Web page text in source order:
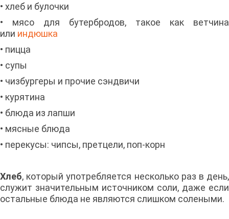
• хлеб и булочки
• мясо для бутербродов, такое как ветчина
или индюшка
• пицца
• супы
• чизбургеры и прочие сэндвичи
• курятина
• блюда из лапши
• мясные блюда
• перекусы: чипсы, претцели, поп-корн
Хлеб, который употребляется несколько раз в день,
служит значительным источником соли, даже если
остальные блюда не являются слишком солеными.